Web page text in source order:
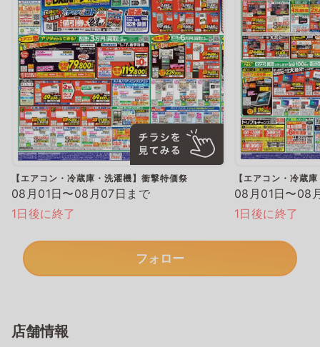
【エアコン・冷蔵庫・洗濯機】衝撃特価祭
08月01日〜08月07日まで
1日後に終了
【エアコン・冷蔵
08月01日〜08
1日後に終了
フォロー
店舗情報